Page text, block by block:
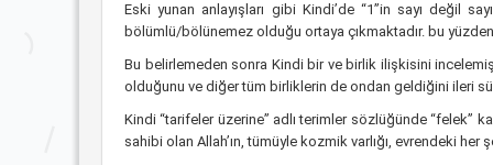
Eski yunan anlayışları gibi Kindi’de “1”in sayı değil
bölümlü/bölünemez olduğu ortaya çıkmaktadır. bu
Bu belirlemeden sonra Kindi bir ve birlik ilişkisini
olduğunu ve diğer tüm birliklerin de ondan geldiğini ileri
Kindi “tarifeler üzerine” adlı terimler sözlüğünde “felek”
sahibi olan Allah’ın, tümüyle kozmik varlığı, evrendeki her